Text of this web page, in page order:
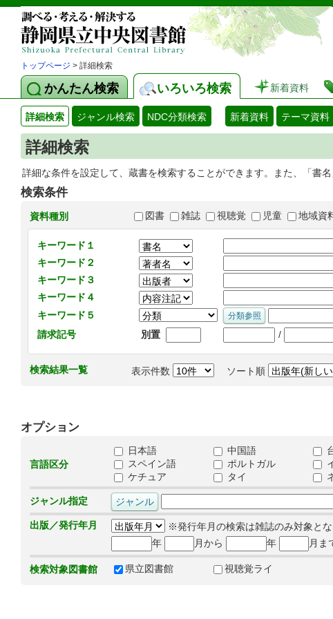
トップページ > 詳細検索
かんたん検索 いろいろ検索 新着資料
詳細検索 ジャンル検索 NDC分類検索 新着資料 テーマ資料
詳細検索
詳細な条件を設定して、蔵書を検索することができます。また、「書
検索条件
資料種別 図書 雑誌 視聴覚 児童 地域資
キーワード１
キーワード２
キーワード３
キーワード４
キーワード５
請求記号
別置 /
検索結果一覧 表示件数 ソート順
オプション
言語区分
日本語 中国語
スペイン語
ポルトガル
ケチュア
タイ
ジャンル指定
出版／発行年月
※発行年月の検索は雑誌のみ対象とな
年
月から 年 月ま
検索対象図書館 県立図書館 視聴覚ライ